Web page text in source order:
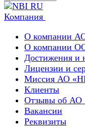
Компания
О компании
О компании
Достижения и
Лицензии и
Миссия АО
Клиенты
Отзывы об АО
Вакансии
Реквизиты